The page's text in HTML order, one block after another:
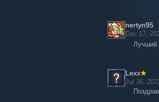
nertyn95
Dec 17,
Лучший
Lexx
Jul 26,